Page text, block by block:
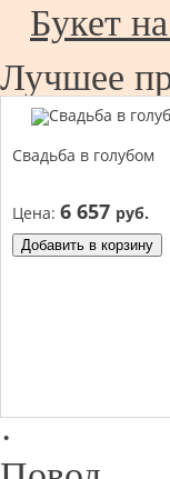
Букет
Лучшее
Свадьба в голубом
Цена: 6 657 руб.
Добавить в корзину
·